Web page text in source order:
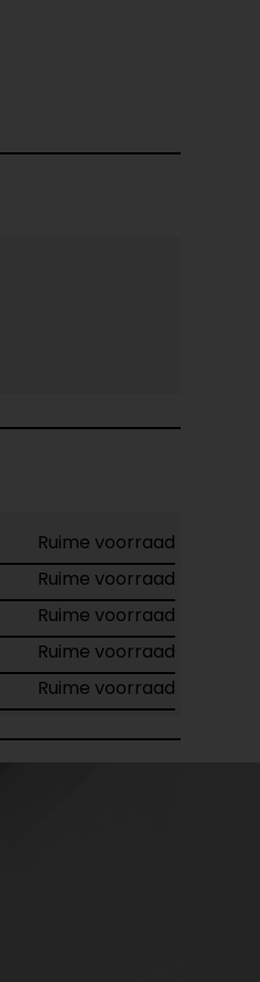
Ruime voorraad
Ruime voorraad
Ruime voorraad
Ruime voorraad
Ruime voorraad